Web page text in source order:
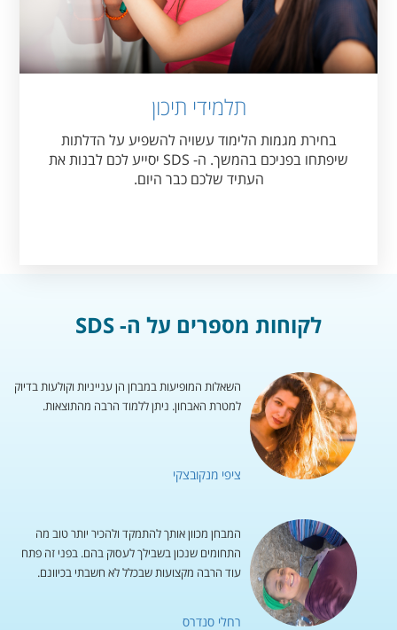
תלמידי תיכון
בחירת מגמות הלימוד עשויה להשפיע על הדלתות
שיפתחו בפניכם בהמשך. ה- SDS יסייע לכם לבנות את
העתיד שלכם כבר היום.
לקוחות מספרים על ה- SDS
השאלות המופיעות במבחן הן ענייניות וקולעות בדיוק
למטרת האבחון. ניתן ללמוד הרבה מהתוצאות.
ציפי מנקובצקי
המבחן מכוון אותך להתמקד ולהכיר יותר טוב מה
התחומים שנכון בשבילך לעסוק בהם. בפני זה פתח
עוד הרבה מקצועות שבכלל לא חשבתי בכיוונם.
רחלי סנדרס